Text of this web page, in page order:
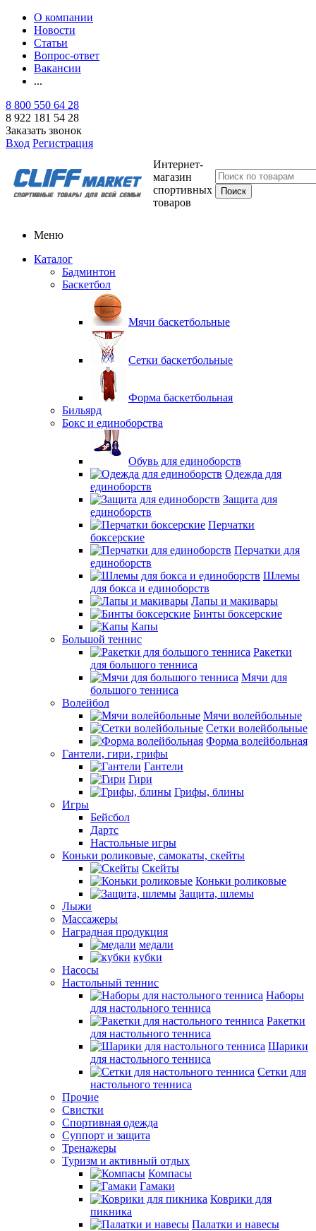
О компании
Новости
Статьи
Вопрос-ответ
Вакансии
...
8 800 550 64 28
8 922 181 54 28
Заказать звонок
Вход Регистрация
Интернет-
магазин
спортивных
товаров
Меню
Каталог
Бадминтон
Баскетбол
Мячи баскетбольные
Сетки баскетбольные
Форма баскетбольная
Бильярд
Бокс и единоборства
Обувь для единоборств
Одежда для
единоборств
Защита для
единоборств
Перчатки
боксерские
Перчатки для
единоборств
Шлемы
для бокса и единоборств
Лапы и макивары
Бинты боксерские
Капы
Большой теннис
Ракетки
для большого тенниса
Мячи для
большого тенниса
Волейбол
Мячи волейбольные
Сетки волейбольные
Форма волейбольная
Гантели, гири, грифы
Гантели
Гири
Грифы, блины
Игры
Бейсбол
Дартс
Настольные игры
Коньки роликовые, самокаты, скейты
Скейты
Коньки роликовые
Защита, шлемы
Лыжи
Массажеры
Наградная продукция
медали
кубки
Насосы
Настольный теннис
Наборы
для настольного тенниса
Ракетки
для настольного тенниса
Шарики
для настольного тенниса
Сетки для
настольного тенниса
Прочие
Свистки
Спортивная одежда
Суппорт и защита
Тренажеры
Туризм и активный отдых
Компасы
Гамаки
Коврики для
пикника
Палатки и навесы